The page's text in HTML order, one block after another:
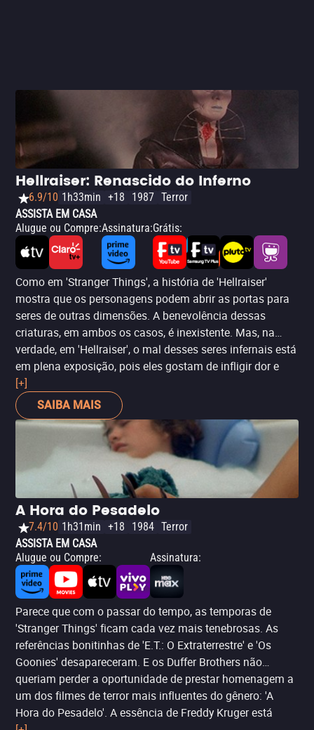
Hellraiser: Renascido do Inferno
6.9/10 1h33min +18 1987 Terror
ASSISTA EM CASA
Alugue ou Compre:Assinatura:Grátis:
Como em 'Stranger Things', a história de 'Hellraiser'
mostra que os personagens podem abrir as portas para
seres de outras dimensões. A benevolência dessas
criaturas, em ambos os casos, é inexistente. Mas, na
verdade, em 'Hellraiser', o mal desses seres infernais está
em plena exposição, pois eles gostam de infligir dor e
sofrimento a suas vítimas. Como tem sido uma
constante na quarta temporada de 'Stranger Things', a
escuridão está tomando conta de tudo, e assim os
criadores também decidiram prestar homenagem a
Pinhead, o personagem central de Hellraiser. Se você
prestar atenção, Pinhead compartilha certas
características com Vecna, o principal vilão desta nova
temporada.
[+]
SAIBA MAIS
A Hora do Pesadelo
7.4/10 1h31min +18 1984 Terror
ASSISTA EM CASA
Alugue ou Compre: Assinatura:
Parece que com o passar do tempo, as temporas de
'Stranger Things' ficam cada vez mais tenebrosas. As
referências bonitinhas de 'E.T.: O Extraterrestre' e 'Os
Goonies' desapareceram. E os Duffer Brothers não
queriam perder a oportunidade de prestar homenagem a
um dos filmes de terror mais influentes do gênero: 'A
Hora do Pesadelo'. A essência de Freddy Kruger está